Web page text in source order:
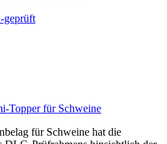
geprüft
Topper für Schweine
für Schweine hat die